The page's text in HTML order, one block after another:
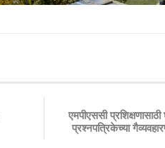
एमपीएससी
प्रश्नपत्रिकेच्या